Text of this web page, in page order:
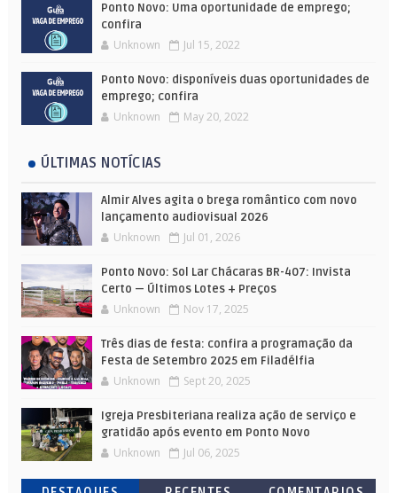
Ponto Novo: Uma oportunidade de emprego;
confira
Unknown Jul 15, 2022
Ponto Novo: disponíveis duas oportunidades de
emprego; confira
Unknown May 20, 2022
ÚLTIMAS NOTÍCIAS
Almir Alves agita o brega romântico com novo
lançamento audiovisual 2026
Unknown Jul 01, 2026
Ponto Novo: Sol Lar Chácaras BR-407: Invista
Certo — Últimos Lotes + Preços
Unknown Nov 17, 2025
Três dias de festa: confira a programação da
Festa de Setembro 2025 em Filadélfia
Unknown Sept 20, 2025
Igreja Presbiteriana realiza ação de serviço e
gratidão após evento em Ponto Novo
Unknown Jul 06, 2025